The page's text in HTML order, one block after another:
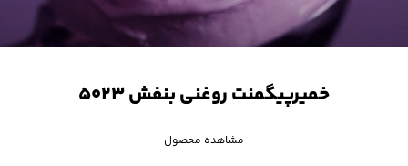
خمیرپیگمنت روغنی بنفش ۵۰۲۳
مشاهده محصول